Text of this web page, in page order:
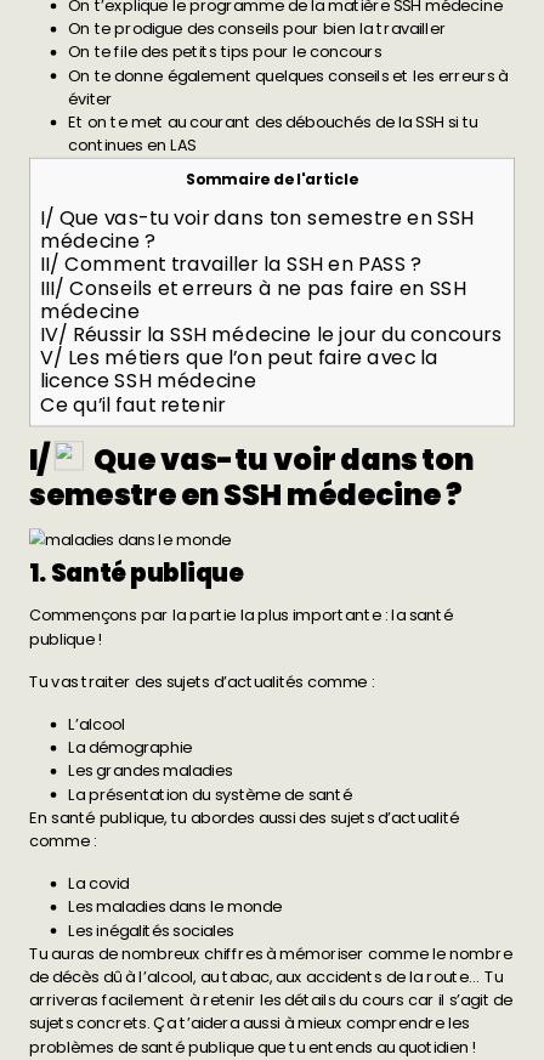
On t’explique le programme de la matière SSH médecine
On te prodigue des conseils pour bien la travailler
On te file des petits tips pour le concours
On te donne également quelques conseils et les erreurs à
éviter
Et on te met au courant des débouchés de la SSH si tu
continues en LAS
Sommaire de l'article
I/ Que vas-tu voir dans ton semestre en SSH
médecine ?
II/ Comment travailler la SSH en PASS ?
III/ Conseils et erreurs à ne pas faire en SSH
médecine
IV/ Réussir la SSH médecine le jour du concours
V/ Les métiers que l’on peut faire avec la
licence SSH médecine
Ce qu’il faut retenir
I/ Que vas-tu voir dans ton
semestre en SSH médecine ?
1. Santé publique
Commençons par la partie la plus importante : la santé
publique !
Tu vas traiter des sujets d’actualités comme :
L’alcool
La démographie
Les grandes maladies
La présentation du système de santé
En santé publique, tu abordes aussi des sujets d’actualité
comme :
La covid
Les maladies dans le monde
Les inégalités sociales
Tu auras de nombreux chiffres à mémoriser comme le nombre
de décès dû à l’alcool, au tabac, aux accidents de la route… Tu
arriveras facilement à retenir les détails du cours car il s’agit de
sujets concrets. Ça t’aidera aussi à mieux comprendre les
problèmes de santé publique que tu entends au quotidien !